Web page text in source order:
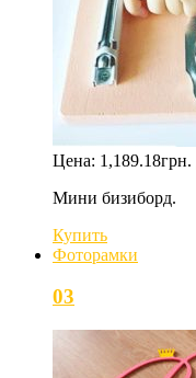
Цена: 1,189.18грн.
Мини бизиборд.
Купить
Фоторамки
03